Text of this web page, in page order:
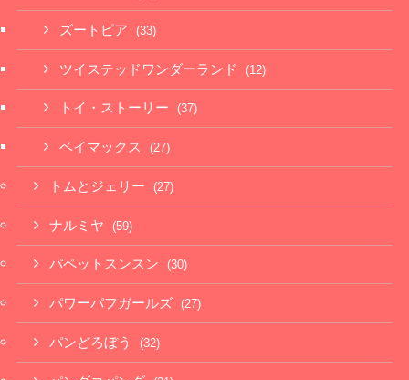
ズートピア (33)
ツイステッドワンダーランド (12)
トイ・ストーリー (37)
ベイマックス (27)
トムとジェリー (27)
ナルミヤ (59)
パペットスンスン (30)
パワーパフガールズ (27)
パンどろぼう (32)